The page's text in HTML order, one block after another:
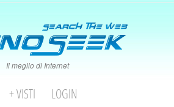
Il meglio di Internet
+ VISTI
LOGIN